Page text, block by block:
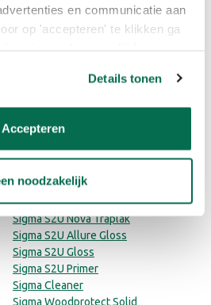
en communicatie aan
op 'accepteren' te klikken ga
Details tonen
Accepteren
noodzakelijk
de kleur die je zoekt!
Producten
Sigma Pearl Clean Matt
Sigma Perfect Matt
Sigma S2U Nova Satin
Sigma S2U Nova Traplak
Sigma S2U Allure Gloss
Sigma S2U Gloss
Sigma S2U Primer
Sigma Cleaner
Sigma Woodprotect Solid